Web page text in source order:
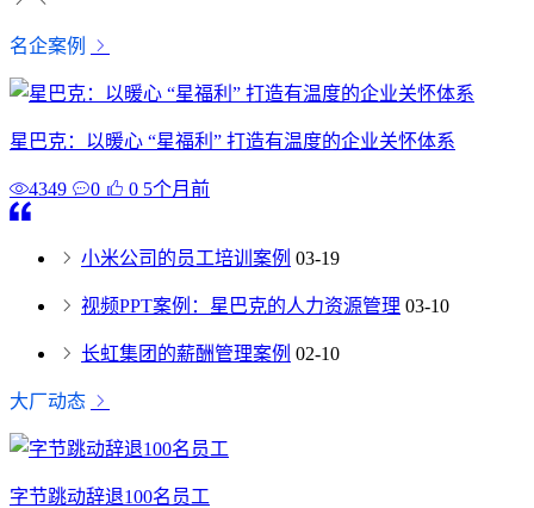
名企案例
星巴克：以暖心 “星福利” 打造有温度的企业关怀体系
4349 0 0 5个月前
小米公司的员工培训案例 03-19
视频PPT案例：星巴克的人力资源管理 03-10
长虹集团的薪酬管理案例 02-10
大厂动态
字节跳动辞退100名员工